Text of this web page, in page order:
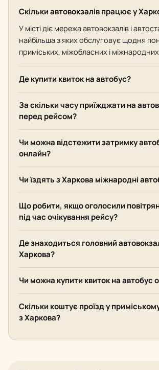
Скільки автовокзалів працює у
У місті діє мережа автовокзалів і
найбільша з яких обслуговує щодня
приміських, міжобласних і
Де купити квиток на автобус?
За скільки часу приїжджати на
перед рейсом?
Чи можна відстежити затримку
онлайн?
Чи їздять з Харкова міжнародні
Що робити, якщо оголосили
під час очікування рейсу?
Де знаходиться головний
Харкова?
Чи можна купити квиток на автобус
Скільки коштує проїзд у
з Харкова?